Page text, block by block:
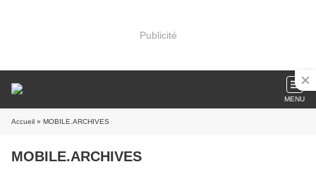
Publicité
MENU
Accueil » MOBILE.ARCHIVES
MOBILE.ARCHIVES